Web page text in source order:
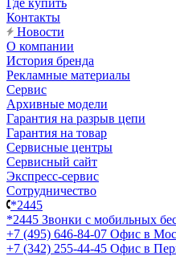
Где купить
Контакты
Новости
О компании
История бренда
Рекламные материалы
Сервис
Архивные модели
Гарантия на разрыв цепи
Гарантия на товар
Сервисные центры
Сервисный сайт
Экспресс-сервис
Сотрудничество
*2445
*2445 Звонки с мобильных
+7 (495) 646-84-07 Офис в
+7 (342) 255-44-45 Офис в